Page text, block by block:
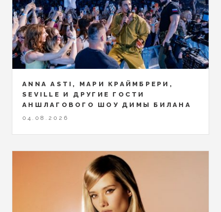
ANNA ASTI, МАРИ КРАЙМБРЕРИ,
SEVILLE И ДРУГИЕ ГОСТИ
АНШЛАГОВОГО ШОУ ДИМЫ БИЛАНА
04.08.2026